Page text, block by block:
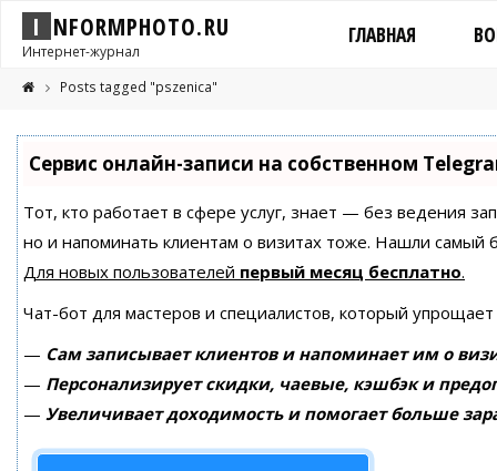
I NFORMPHOTO.RU
Интернет-журнал
ГЛАВНАЯ
Posts tagged "pszenica"
Сервис онлайн-записи на собственном
Тот, кто работает в сфере услуг, знает — без ведения
но и напоминать клиентам о визитах тоже. Нашли
Для новых пользователей первый месяц бесплатно.
Чат-бот для мастеров и специалистов, который
— Сам записывает клиентов и напоминает им о
— Персонализирует скидки, чаевые, кэшбэк и
— Увеличивает доходимость и помогает больше